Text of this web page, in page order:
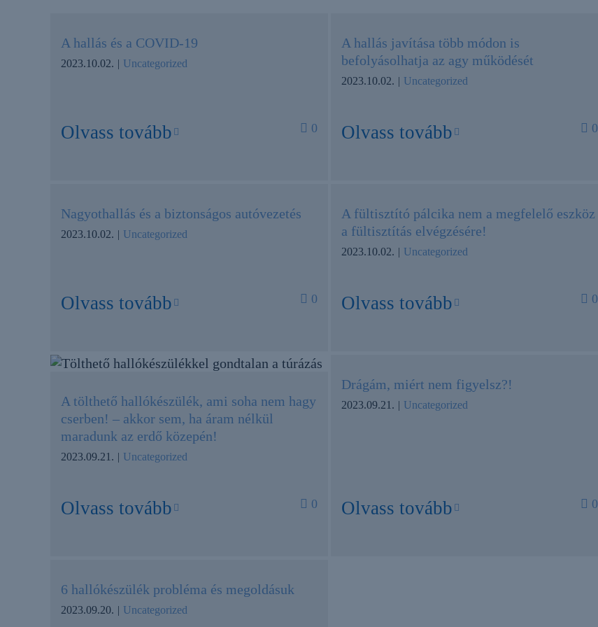
A hallás és a COVID-19
2023.10.02. | Uncategorized
Olvass tovább 0
A hallás javítása több módon is
befolyásolhatja az agy működését
2023.10.02. | Uncategorized
Olvass tovább 0
Nagyothallás és a biztonságos autóvezetés
2023.10.02. | Uncategorized
Olvass tovább 0
A fültisztító pálcika nem a megfelelő eszköz
a fültisztítás elvégzésére!
2023.10.02. | Uncategorized
Olvass tovább 0
A tölthető hallókészülék, ami soha nem hagy
cserben! – akkor sem, ha áram nélkül
maradunk az erdő közepén!
2023.09.21. | Uncategorized
Olvass tovább 0
Drágám, miért nem figyelsz?!
2023.09.21. | Uncategorized
Olvass tovább 0
6 hallókészülék probléma és megoldásuk
2023.09.20. | Uncategorized